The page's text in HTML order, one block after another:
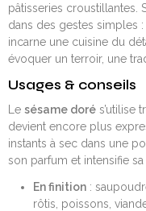
pâtisseries croustillantes.
dans des gestes simples
incarne une cuisine du
évoquer un terroir, une
Usages & conseils
Le sésame doré s’utilise
devient encore plus
instants à sec dans une
son parfum et intensifie
En finition:
rôtis, poissons,